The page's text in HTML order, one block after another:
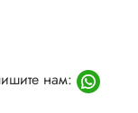
нам: